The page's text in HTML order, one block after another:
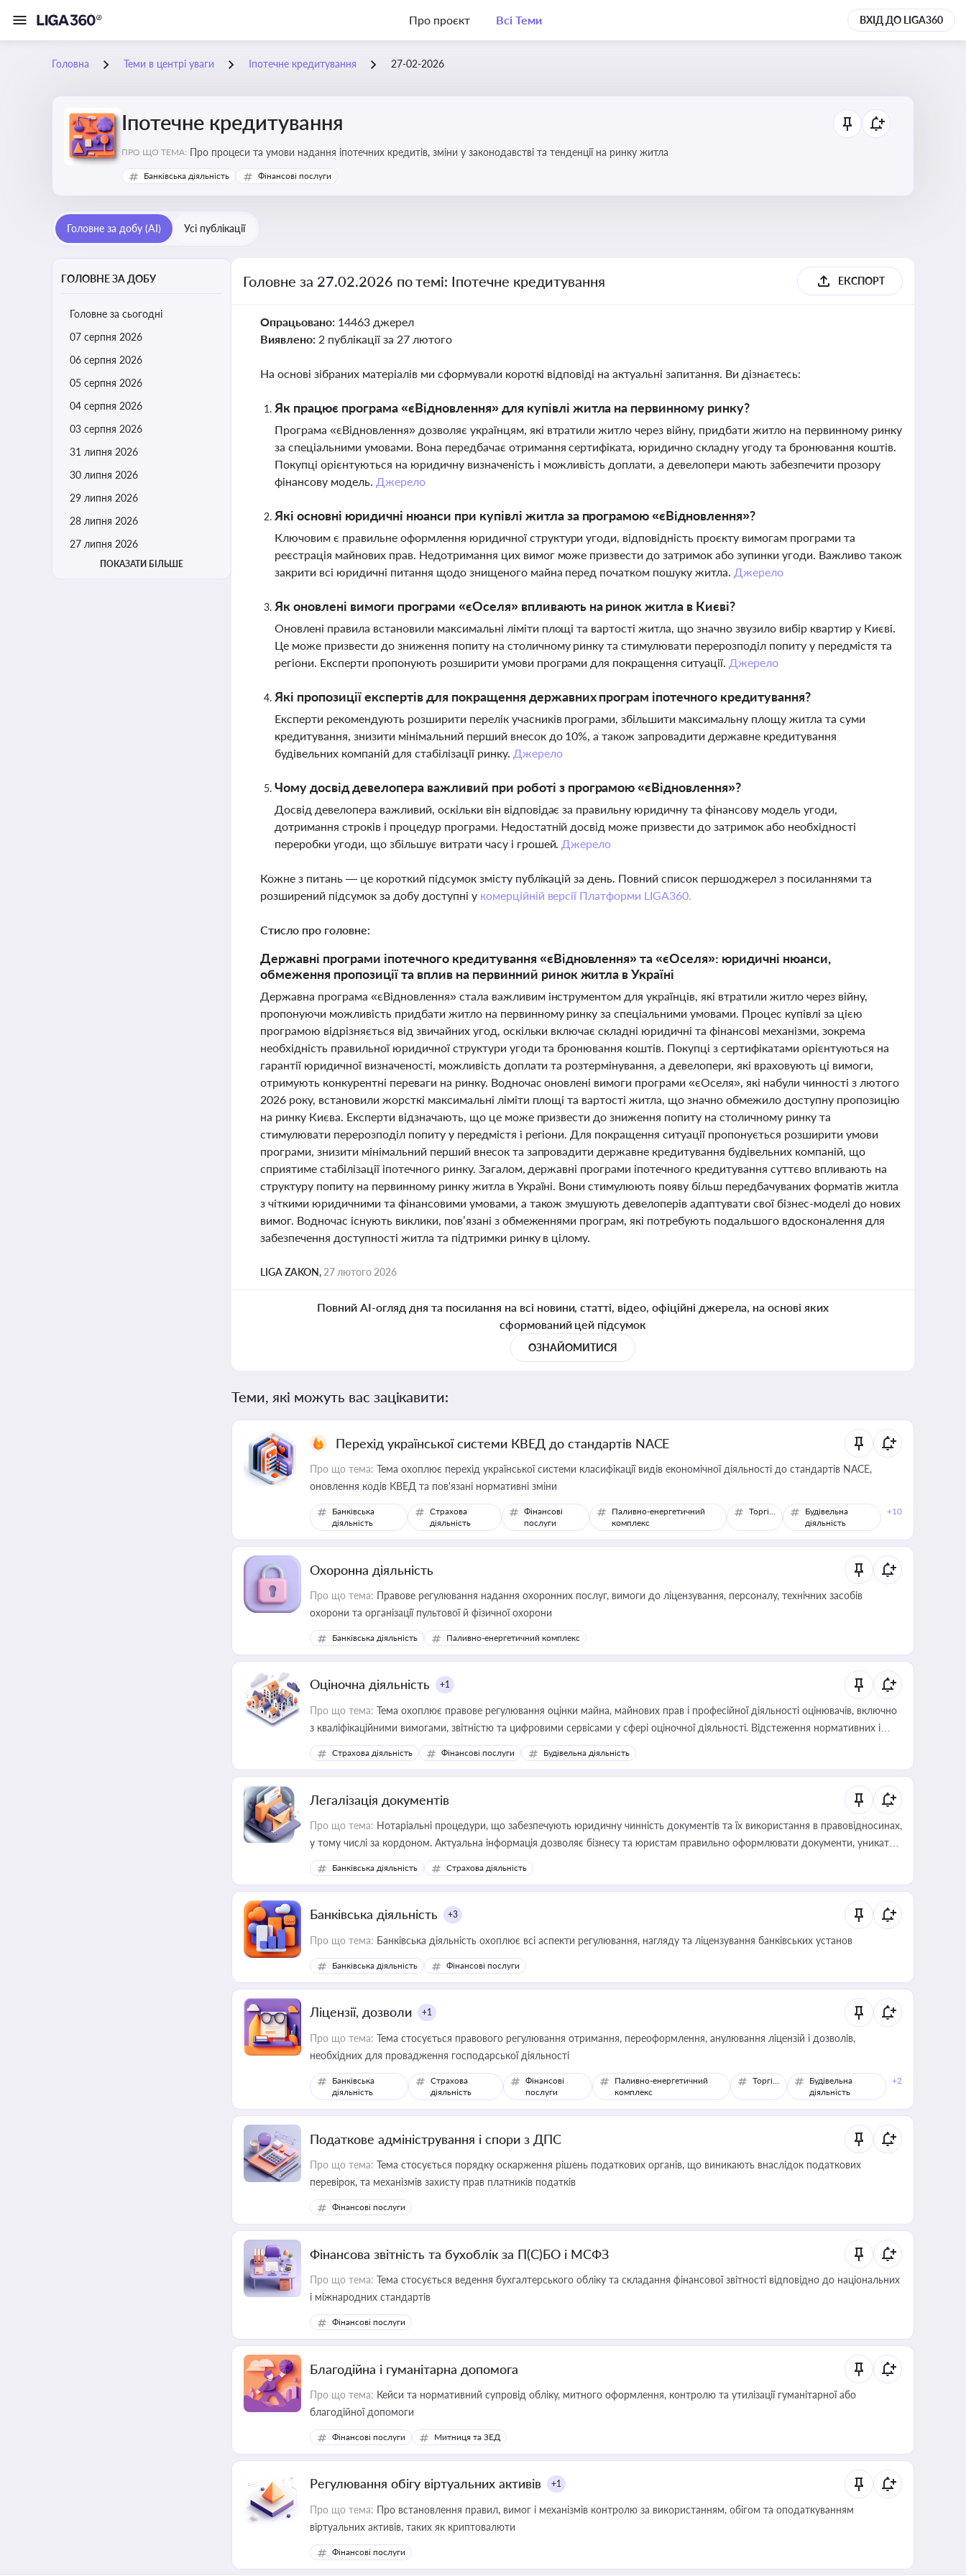
Про проєкт Всі Теми ВХІД ДО LIGA360
Головна Теми в центрі уваги Іпотечне кредитування 27-02-2026
Іпотечне кредитування
ПРО ЩО ТЕМА: Про процеси та умови надання іпотечних кредитів, зміни у законодавстві та тенденції на ринку житла
Банківська діяльність Фінансові послуги
Головне за добу (AI) Усі публікації
ГОЛОВНЕ ЗА ДОБУ
Головне за сьогодні
07 серпня 2026
06 серпня 2026
05 серпня 2026
04 серпня 2026
03 серпня 2026
31 липня 2026
30 липня 2026
29 липня 2026
28 липня 2026
27 липня 2026
ПОКАЗАТИ БІЛЬШЕ
Головне за 27.02.2026 по темі: Іпотечне кредитування ЕКСПОРТ
Опрацьовано: 14463 джерел
Виявлено: 2 публікації за 27 лютого
На основі зібраних матеріалів ми сформували короткі відповіді на актуальні запитання. Ви дізнаєтесь:
Як працює програма «єВідновлення» для купівлі житла на первинному ринку?
Програма «єВідновлення» дозволяє українцям, які втратили житло через війну, придбати житло на первинному ринку
за спеціальними умовами. Вона передбачає отримання сертифіката, юридично складну угоду та бронювання коштів.
Покупці орієнтуються на юридичну визначеність і можливість доплати, а девелопери мають забезпечити прозору
фінансову модель. Джерело
Які основні юридичні нюанси при купівлі житла за програмою «єВідновлення»?
Ключовим є правильне оформлення юридичної структури угоди, відповідність проєкту вимогам програми та
реєстрація майнових прав. Недотримання цих вимог може призвести до затримок або зупинки угоди. Важливо також
закрити всі юридичні питання щодо знищеного майна перед початком пошуку житла. Джерело
Як оновлені вимоги програми «єОселя» впливають на ринок житла в Києві?
Оновлені правила встановили максимальні ліміти площі та вартості житла, що значно звузило вибір квартир у Києві.
Це може призвести до зниження попиту на столичному ринку та стимулювати перерозподіл попиту у передмістя та
регіони. Експерти пропонують розширити умови програми для покращення ситуації. Джерело
Які пропозиції експертів для покращення державних програм іпотечного кредитування?
Експерти рекомендують розширити перелік учасників програми, збільшити максимальну площу житла та суми
кредитування, знизити мінімальний перший внесок до 10%, а також запровадити державне кредитування
будівельних компаній для стабілізації ринку. Джерело
Чому досвід девелопера важливий при роботі з програмою «єВідновлення»?
Досвід девелопера важливий, оскільки він відповідає за правильну юридичну та фінансову модель угоди,
дотримання строків і процедур програми. Недостатній досвід може призвести до затримок або необхідності
переробки угоди, що збільшує витрати часу і грошей. Джерело
Кожне з питань — це короткий підсумок змісту публікацій за день. Повний список першоджерел з посиланнями та
розширений підсумок за добу доступні у комерційній версії Платформи LIGA360.
Стисло про головне:
Державні програми іпотечного кредитування «єВідновлення» та «єОселя»: юридичні нюанси,
обмеження пропозиції та вплив на первинний ринок житла в Україні
Державна програма «єВідновлення» стала важливим інструментом для українців, які втратили житло через війну,
пропонуючи можливість придбати житло на первинному ринку за спеціальними умовами. Процес купівлі за цією
програмою відрізняється від звичайних угод, оскільки включає складні юридичні та фінансові механізми, зокрема
необхідність правильної юридичної структури угоди та бронювання коштів. Покупці з сертифікатами орієнтуються на
гарантії юридичної визначеності, можливість доплати та розтермінування, а девелопери, які враховують ці вимоги,
отримують конкурентні переваги на ринку. Водночас оновлені вимоги програми «єОселя», які набули чинності з лютого
2026 року, встановили жорсткі максимальні ліміти площі та вартості житла, що значно обмежило доступну пропозицію
на ринку Києва. Експерти відзначають, що це може призвести до зниження попиту на столичному ринку та
стимулювати перерозподіл попиту у передмістя і регіони. Для покращення ситуації пропонується розширити умови
програми, знизити мінімальний перший внесок та запровадити державне кредитування будівельних компаній, що
сприятиме стабілізації іпотечного ринку. Загалом, державні програми іпотечного кредитування суттєво впливають на
структуру попиту на первинному ринку житла в Україні. Вони стимулюють появу більш передбачуваних форматів житла
з чіткими юридичними та фінансовими умовами, а також змушують девелоперів адаптувати свої бізнес-моделі до нових
вимог. Водночас існують виклики, пов’язані з обмеженнями програм, які потребують подальшого вдосконалення для
забезпечення доступності житла та підтримки ринку в цілому.
LIGA ZAKON, 27 лютого 2026
Повний AI-огляд дня та посилання на всі новини, статті, відео, офіційні джерела, на основі яких
сформований цей підсумок
ОЗНАЙОМИТИСЯ
Теми, які можуть вас зацікавити:
Перехід української системи КВЕД до стандартів NACE
Про що тема: Тема охоплює перехід української системи класифікації видів економічної діяльності до стандартів NACE,
оновлення кодів КВЕД та пов'язані нормативні зміни
Банківська
діяльність
Страхова
діяльність
Фінансові
послуги
Паливно-енергетичний
комплекс
Торгівля
Будівельна
діяльність
+10
Охоронна діяльність
Про що тема: Правове регулювання надання охоронних послуг, вимоги до ліцензування, персоналу, технічних засобів
охорони та організації пультової й фізичної охорони
Банківська діяльність Паливно-енергетичний комплекс
Оціночна діяльність +1
Про що тема: Тема охоплює правове регулювання оцінки майна, майнових прав і професійної діяльності оцінювачів, включно
з кваліфікаційними вимогами, звітністю та цифровими сервісами у сфері оціночної діяльності. Відстеження нормативних і
медійних змін у цій сфері корисне для власника бізнесу, керівника, юриста або бухгалтера під час оподаткування,
приватизації, оренди державного майна, корпоративних угод і перевірки статусу суб'єктів оціночної діяльності
Страхова діяльність Фінансові послуги Будівельна діяльність
Легалізація документів
Про що тема: Нотаріальні процедури, що забезпечують юридичну чинність документів та їх використання в правовідносинах,
у тому числі за кордоном. Актуальна інформація дозволяє бізнесу та юристам правильно оформлювати документи, уникати
ризиків недійсності та забезпечувати їх належне прийняття органами влади та контрагентами
Банківська діяльність Страхова діяльність
Банківська діяльність +3
Про що тема: Банківська діяльність охоплює всі аспекти регулювання, нагляду та ліцензування банківських установ
Банківська діяльність Фінансові послуги
Ліцензії, дозволи +1
Про що тема: Тема стосується правового регулювання отримання, переоформлення, анулювання ліцензій і дозволів,
необхідних для провадження господарської діяльності
Банківська
діяльність
Страхова
діяльність
Фінансові
послуги
Паливно-енергетичний
комплекс
Торгівля
Будівельна
діяльність
+2
Податкове адміністрування і спори з ДПС
Про що тема: Тема стосується порядку оскарження рішень податкових органів, що виникають внаслідок податкових
перевірок, та механізмів захисту прав платників податків
Фінансові послуги
Фінансова звітність та бухоблік за П(С)БО і МСФЗ
Про що тема: Тема стосується ведення бухгалтерського обліку та складання фінансової звітності відповідно до національних
і міжнародних стандартів
Фінансові послуги
Благодійна і гуманітарна допомога
Про що тема: Кейси та нормативний супровід обліку, митного оформлення, контролю та утилізації гуманітарної або
благодійної допомоги
Фінансові послуги Митниця та ЗЕД
Регулювання обігу віртуальних активів +1
Про що тема: Про встановлення правил, вимог і механізмів контролю за використанням, обігом та оподаткуванням
віртуальних активів, таких як криптовалюти
Фінансові послуги